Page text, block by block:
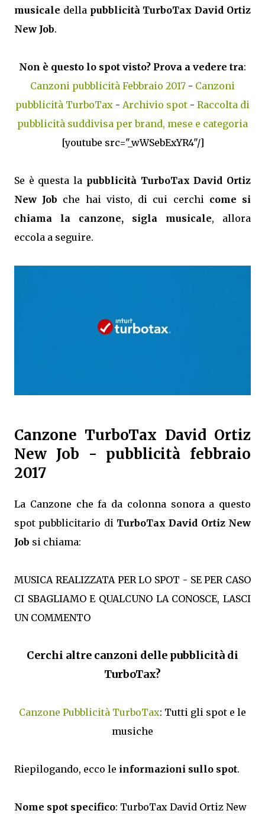
musicale della pubblicità TurboTax David Ortiz
New Job.
Non è questo lo spot visto? Prova a vedere tra:
Canzoni pubblicità Febbraio 2017 - Canzoni
pubblicità TurboTax - Archivio spot - Raccolta di
pubblicità suddivisa per brand, mese e categoria
[youtube src="_wWSebExYR4"/]
Se è questa la pubblicità TurboTax David Ortiz
New Job che hai visto, di cui cerchi come si
chiama la canzone, sigla musicale, allora
eccola a seguire.
Canzone TurboTax David Ortiz
New Job - pubblicità febbraio
2017
La Canzone che fa da colonna sonora a questo
spot pubblicitario di TurboTax David Ortiz New
Job si chiama:
MUSICA REALIZZATA PER LO SPOT - SE PER CASO
CI SBAGLIAMO E QUALCUNO LA CONOSCE, LASCI
UN COMMENTO
Cerchi altre canzoni delle pubblicità di
TurboTax?
Canzone Pubblicità TurboTax: Tutti gli spot e le
musiche
Riepilogando, ecco le informazioni sullo spot.
Nome spot specifico: TurboTax David Ortiz New